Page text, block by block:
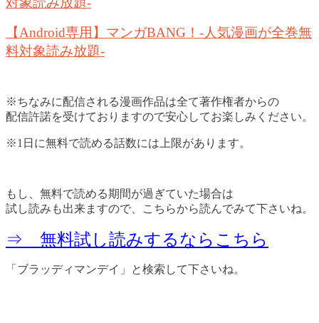
【Android専用】マンガBANG！-人気漫画が全巻無
料対象読み放題-
※ちなみに配信される漫画作品は全て著作権者からの
配信許諾を受けておりますので安心してお楽しみください。
※1日に無料で読める話数には上限があります。
もし、無料で読める期間が過ぎていた場合は
試し読みも出来ますので、こちらから読んでみて下さいね。
⇒ 無料試し読みするならこちら
「ブラッディマンデイ」と検索して下さいね。